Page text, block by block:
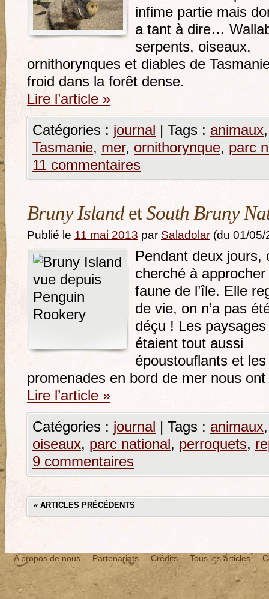
infime partie mais
a tant à dire…
serpents, oiseaux,
ornithorynques et diables de
froid dans la forêt dense.
Lire l’article »
Catégories : journal | Tags : animaux
Tasmanie, mer, ornithorynque, parc
11 commentaires
Bruny IslandetSouth Bruny
Publié le 11 mai 2013 par Saladolar (du 01/
Pendant deux jours,
cherché à approcher
faune de l’île. Elle
de vie, on n’a pas
déçu ! Les paysages
étaient tout aussi
époustouflants et les
promenades en bord de mer nous
Lire l’article »
Catégories : journal | Tags : animaux
oiseaux, parc national, perroquets,
9 commentaires
« ARTICLES PRÉCÉDENTS
A propos de nous Partenariats Crédits Tous les articles